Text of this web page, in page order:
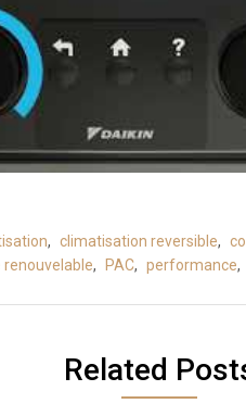
, climatisation reversible,
renouvelable, PAC, performance,
Related